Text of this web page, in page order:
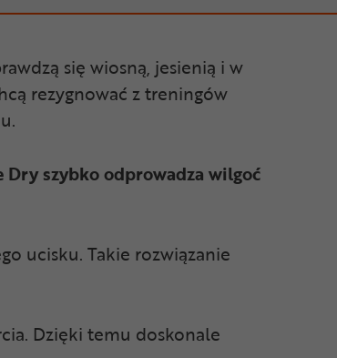
się wiosną, jesienią i w
rezygnować z treningów
Dryszybko odprowadza wilgoć
ucisku. Takie rozwiązanie
Dzięki temu doskonale